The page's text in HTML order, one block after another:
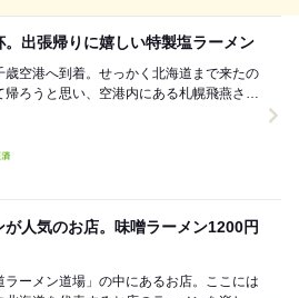
出張帰りに嬉しい特製塩ラーメン
空港へ到着。せっかく北海道まで来たの
ろうと思い、空港内にある札幌飛燕さん
人気のお店。味噌ラーメン1200円
ーメン道場」の中にあるお店。ここには